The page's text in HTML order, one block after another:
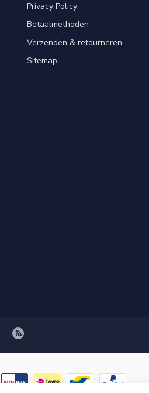
Privacy Policy
Betaalmethoden
Verzenden & retourneren
Sitemap